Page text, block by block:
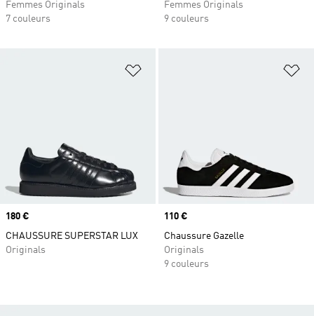
Femmes Originals
7 couleurs
Femmes Originals
9 couleurs
Ajouter à la Liste de produits
Prix
180 €
CHAUSSURE SUPERSTAR LUX
Originals
Prix
110 €
Chaussure Gazelle
Originals
9 couleurs